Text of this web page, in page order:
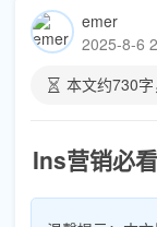
emer
2025-8-6
本文约730
Ins营销必